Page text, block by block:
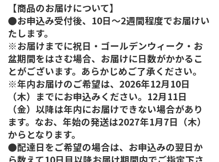
【商品のお届けについて】
●お申込み受付後、10日～2週間程度でお届けい
たします。
※お届けまでに祝日・ゴールデンウィーク・お
盆期間をはさむ場合、お届けに日数がかかるこ
とがございます。あらかじめご了承ください。
※年内お届けのご希望は、2026年12月10日
（木）までにお申込みください。12月11日
（金）以降は年内にお届けできない場合があり
ます。なお、年始の発送は2027年1月7日（木）
からとなります。
●配達日をご希望の場合は、お申込みの翌日か
ら数えて10日目以降お届け期間内でご指定下さ